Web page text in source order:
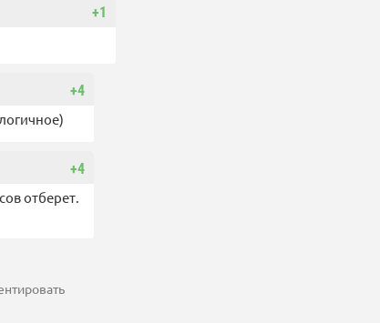
+1
+4
+4
отберет.